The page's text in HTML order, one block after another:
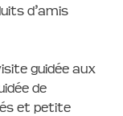
d’amis
guidée aux
de
et petite